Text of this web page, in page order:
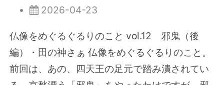
2026-04-23
仏像をめぐるぐるりのこと vol.12 邪鬼（後
編）・田の神さぁ 仏像をめぐるぐるりのこと。
前回は、あの、四天王の足元で踏み潰されてい